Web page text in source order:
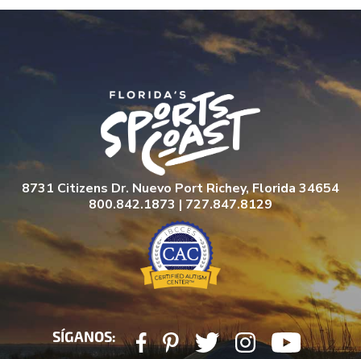
8731 Citizens Dr. Nuevo Port Richey, Florida 34654
800.842.1873 | 727.847.8129
SÍGANOS: